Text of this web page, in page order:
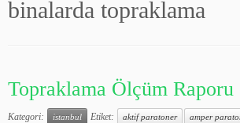
binalarda topraklama
Topraklama Ölçüm Raporu
Kategori: istanbul Etiket: aktif paratoner amper